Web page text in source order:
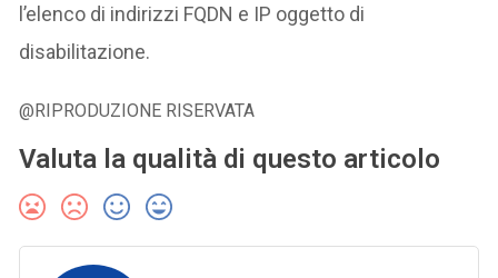
l’elenco di indirizzi FQDN e IP oggetto di
disabilitazione.
@RIPRODUZIONE RISERVATA
Valuta la qualità di questo articolo